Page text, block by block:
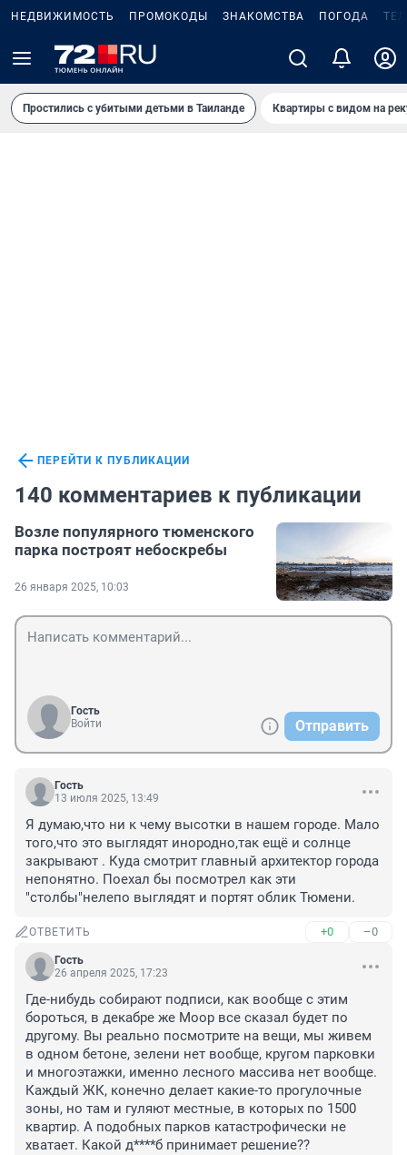
НЕДВИЖИМОСТЬ ПРОМОКОДЫ ЗНАКОМСТВА ПОГОДА
Простились с убитыми детьми в Таиланде Квартиры с видом на
ПЕРЕЙТИ К ПУБЛИКАЦИИ
140 комментариев к публикации
Возле популярного тюменского
парка построят небоскребы
26 января 2025, 10:03
Гость
Войти
Отправить
Гость
13 июля 2025, 13:49
Я думаю,что ни к чему высотки в нашем городе. Мало
того,что это выглядят инородно,так ещё и солнце
закрывают . Куда смотрит главный архитектор города
непонятно. Поехал бы посмотрел как эти
"столбы"нелепо выглядят и портят облик Тюмени.
ОТВЕТИТЬ +0 –0
Гость
26 апреля 2025, 17:23
Где-нибудь собирают подписи, как вообще с этим
бороться, в декабре же Моор все сказал будет по
другому. Вы реально посмотрите на вещи, мы живем
в одном бетоне, зелени нет вообще, кругом парковки
и многоэтажки, именно лесного массива нет вообще.
Каждый ЖК, конечно делает какие-то прогулочные
зоны, но там и гуляют местные, в которых по 1500
квартир. А подобных парков катастрофически не
хватает. Какой д****б принимает решение??